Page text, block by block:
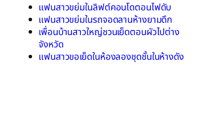
แฟนสาวขย่มในลิฟต์คอนโดตอนไฟดับ
แฟนสาวขย่มในรถจอดลานห้างยามดึก
เพื่อนบ้านสาวใหญ่ชวนเย็ดตอนผัวไปต่าง
จังหวัด
แฟนสาวขอเย็ดในห้องลองชุดชั้นในห้างดัง